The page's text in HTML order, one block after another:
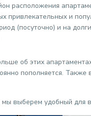
расположения
привлекательных и
(посуточно) и на
об этих
пополняется.
выберем удобный для